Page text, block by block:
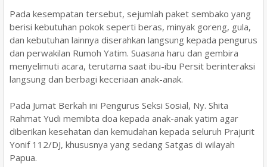
​Pada kesempatan tersebut, sejumlah paket sembako yang
berisi kebutuhan pokok seperti beras, minyak goreng, gula,
dan kebutuhan lainnya diserahkan langsung kepada pengurus
dan perwakilan Rumoh Yatim. Suasana haru dan gembira
menyelimuti acara, terutama saat ibu-ibu Persit berinteraksi
langsung dan berbagi keceriaan anak-anak.
​Pada Jumat Berkah ini Pengurus Seksi Sosial, Ny. Shita
Rahmat Yudi memibta doa kepada anak-anak yatim agar
diberikan kesehatan dan kemudahan kepada seluruh Prajurit
Yonif 112/DJ, khususnya yang sedang Satgas di wilayah
Papua.